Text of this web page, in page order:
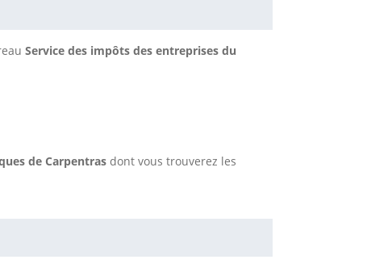
Service des impôts des entreprises du
de Carpentras dont vous trouverez les